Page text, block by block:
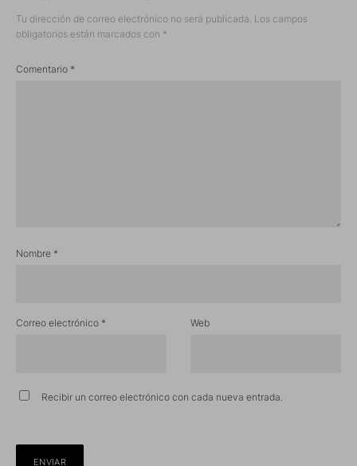
Tu dirección de correo electrónico no será publicada. Los campos
obligatorios están marcados con *
Comentario *
Nombre *
Correo electrónico * Web
Recibir un correo electrónico con cada nueva entrada.